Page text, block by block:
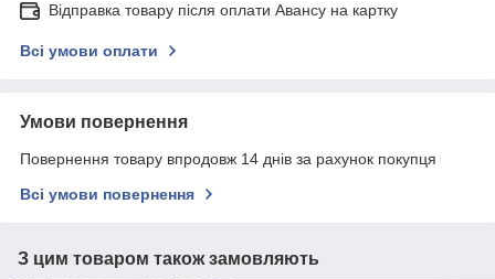
Відправка товару після оплати Авансу на картку
Всі умови оплати
Умови повернення
Повернення товару впродовж 14 днів за рахунок покупця
Всі умови повернення
З цим товаром також замовляють